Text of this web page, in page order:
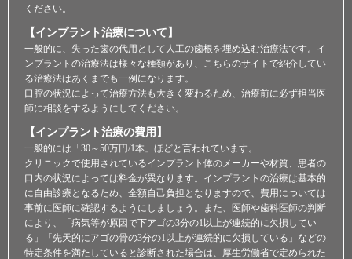
ください。
【インプラント治療について】
一般的に、失った歯の代用として人工の歯根を埋め込む治療法です。イ
ンプラントの治療法は様々な種類があり、こちらのサイトで紹介してい
る治療法はあくまでも一例になります。
口腔の状況によって治療方法も大きく変わるため、治療前に必ず担当医
師に相談をするようにしてください。
【インプラント治療の費用】
一般的には「30～50万円/1本」ほどと言われています。
クリニックで使用されているインプラント体のメーカーや材質、患者の
口内の状況によっては料金が異なります。インプラントの治療は基本的
に自由診療となるため、全額自己負担となりますので、費用については
事前に医師に確認するようにしましょう。また、医師や歯科医師の判断
により、「病気等が原因で下アゴの3分の1以上が連続的に欠損してい
る」「先天的にアゴの骨の3分の1以上が連続的に欠損している」などの
特定条件を満たしていると診断された場合は、厚生労働省で定められた